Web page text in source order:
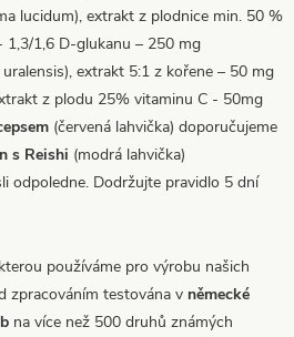
lucidum), extrakt z plodnice min. 50 %
1,3/1,6 D-glukanu – 250 mg
extrakt 5:1 z kořene – 50 mg
z plodu 25% vitaminu C - 50mg
(červená lahvička) doporučujeme
s Reishi (modrá lahvička)
odpoledne. Dodržujte pravidlo 5 dní
používáme pro výrobu našich
zpracováním testována v německé
na více než 500 druhů známých